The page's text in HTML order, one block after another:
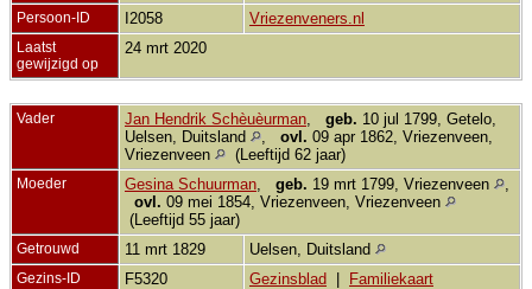
Persoon-ID I2058 Vriezenveners.nl
Laatst
gewijzigd op
24 mrt 2020
Vader Jan Hendrik Schèuèurman geb. 10 jul 1799, Getelo,
Uelsen, Duitsland
ovl. 09 apr 1862, Vriezenveen,
Vriezenveen
(Leeftijd 62 jaar)
Moeder Gesina Schuurman geb. 19 mrt 1799, Vriezenveen
ovl. 09 mei 1854, Vriezenveen, Vriezenveen
(Leeftijd 55 jaar)
Getrouwd 11 mrt 1829 Uelsen, Duitsland
Gezins-ID F5320 Gezinsblad Familiekaart